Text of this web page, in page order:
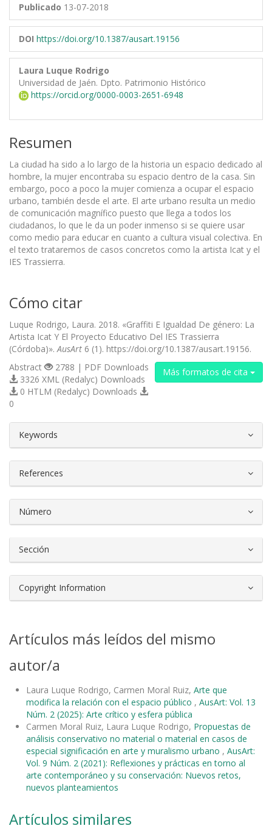
Publicado 13-07-2018
DOI https://doi.org/10.1387/ausart.19156
Laura Luque Rodrigo
Universidad de Jaén. Dpto. Patrimonio Histórico
https://orcid.org/0000-0003-2651-6948
Resumen
La ciudad ha sido a lo largo de la historia un espacio dedicado al
hombre, la mujer encontraba su espacio dentro de la casa. Sin
embargo, poco a poco la mujer comienza a ocupar el espacio
urbano, también desde el arte. El arte urbano resulta un medio
de comunicación magnífico puesto que llega a todos los
ciudadanos, lo que le da un poder inmenso si se quiere usar
como medio para educar en cuanto a cultura visual colectiva. En
el texto trataremos de casos concretos como la artista Icat y el
IES Trassierra.
Cómo citar
Luque Rodrigo, Laura. 2018. «Graffiti E Igualdad De género: La
Artista Icat Y El Proyecto Educativo Del IES Trassierra
(Córdoba)». AusArt 6 (1). https://doi.org/10.1387/ausart.19156.
Más formatos de cita
Abstract
2788 | PDF Downloads
3326 XML (Redalyc) Downloads
0 HTLM (Redalyc) Downloads
0
Keywords
References
Número
Sección
Copyright Information
Artículos más leídos del mismo
autor/a
Laura Luque Rodrigo, Carmen Moral Ruiz, Arte que
modifica la relación con el espacio público , AusArt: Vol. 13
Núm. 2 (2025): Arte crítico y esfera pública
Carmen Moral Ruiz, Laura Luque Rodrigo, Propuestas de
análisis conservativo no material o material en casos de
especial significación en arte y muralismo urbano , AusArt:
Vol. 9 Núm. 2 (2021): Reflexiones y prácticas en torno al
arte contemporáneo y su conservación: Nuevos retos,
nuevos planteamientos
Artículos similares